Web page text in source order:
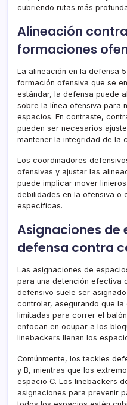
cubriendo rutas más
Alineación
formaciones
La alineación en la defensa
formación ofensiva que se
estándar, la defensa puede
sobre la línea ofensiva para
espacios. En contraste,
pueden ser necesarios
mantener la integridad de la
Los coordinadores
ofensivas y ajustar las
puede implicar mover
debilidades en la ofensiva o
específicas.
Asignaciones de
defensa contra
Las asignaciones de
para una detención efectiva
defensivo suele ser
controlar, asegurando que
limitadas para correr el
enfocan en ocupar a los
linebackers llenan los
Comúnmente, los tackles
y B, mientras que los
espacio C. Los linebackers
asignaciones para prevenir